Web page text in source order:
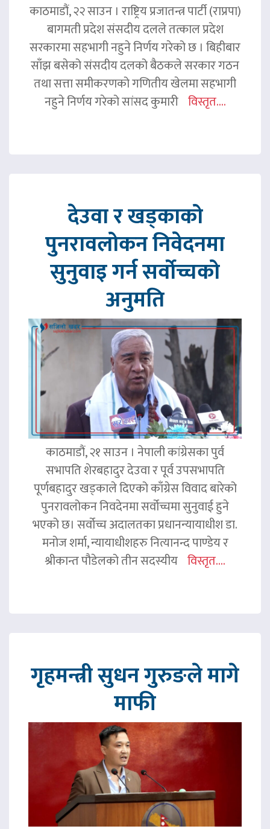
काठमाडौं, २२ साउन । राष्ट्रिय प्रजातन्त्र पार्टी (राप्रपा)
बागमती प्रदेश संसदीय दलले तत्काल प्रदेश
सरकारमा सहभागी नहुने निर्णय गरेको छ । बिहीबार
साँझ बसेको संसदीय दलको बैठकले सरकार गठन
तथा सत्ता समीकरणको गणितीय खेलमा सहभागी
नहुने निर्णय गरेको सांसद कुमारी विस्तृत....
देउवा र खड्काको
पुनरावलोकन निवेदनमा
सुनुवाइ गर्न सर्वोच्चको
अनुमति
काठमाडौं, २१ साउन । नेपाली कांग्रेसका पुर्व
सभापति शेरबहादुर देउवा र पूर्व उपसभापति
पूर्णबहादुर खड्काले दिएको काँग्रेस विवाद बारेको
पुनरावलोकन निवदेनमा सर्वोच्चमा सुनुवाई हुने
भएको छ। सर्वोच्च अदालतका प्रधानन्यायाधीश डा.
मनोज शर्मा, न्यायाधीशहरु नित्यानन्द पाण्डेय र
श्रीकान्त पौडेलको तीन सदस्यीय विस्तृत....
गृहमन्त्री सुधन गुरुङले मागे
माफी